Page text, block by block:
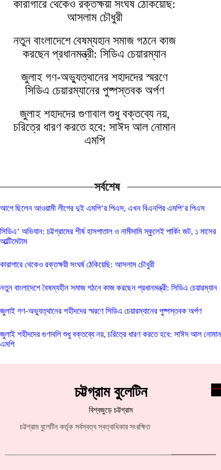
কারাগারে থেকেও রক্তক্ষয়ী সংঘর্ষ ঠেকিয়েছি:
আসলাম চৌধুরী
নতুন বাংলাদেশে বৈষম্যহীন সমাজ গঠনে কাজ
করছেন প্রধানমন্ত্রী: সিডিএ চেয়ারম্যান
জুলাই গণ-অভ্যুত্থানের শহীদদের স্মরণে
সিডিএ চেয়ারম্যানের পুষ্পস্তবক অর্পণ
জুলাই শহীদদের গুণাবলি শুধু বক্তব্যে নয়,
চরিত্রে ধারণ করতে হবে: সাঈদ আল নোমান
এমপি
সর্বশেষ
আগে ছিলেন আওয়ামী লীগের দুই এমপি’র পিএস, এখন বিএনপির এমপি’র পিএস
সিডিএ’ অভিযান: চট্টগ্রামের শীর্ষ হাসপাতাল ও নামীদামি স্কুলেই পার্কিং জট, ১ মাসের
আল্টিমেটাম
কারাগারে থেকেও রক্তক্ষয়ী সংঘর্ষ ঠেকিয়েছি: আসলাম চৌধুরী
নতুন বাংলাদেশে বৈষম্যহীন সমাজ গঠনে কাজ করছেন প্রধানমন্ত্রী: সিডিএ চেয়ারম্যান
জুলাই গণ-অভ্যুত্থানের শহীদদের স্মরণে সিডিএ চেয়ারম্যানের পুষ্পস্তবক অর্পণ
জুলাই শহীদদের গুণাবলি শুধু বক্তব্যে নয়, চরিত্রে ধারণ করতে হবে: সাঈদ আল নোমান
এমপি
চট্টগ্রাম বুলেটিন
বিশ্বজুড়ে চট্টগ্রাম
চট্টগ্রাম বুলেটিন কর্তৃক সর্বস্বত্ব স্বত্বাধিকার সংরক্ষিত